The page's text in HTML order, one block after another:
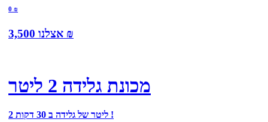
0 ₪
אצלנו 3,500 ₪
מכונת גלידה 2 ליטר
2 ליטר של גלידה ב 30 דקות !